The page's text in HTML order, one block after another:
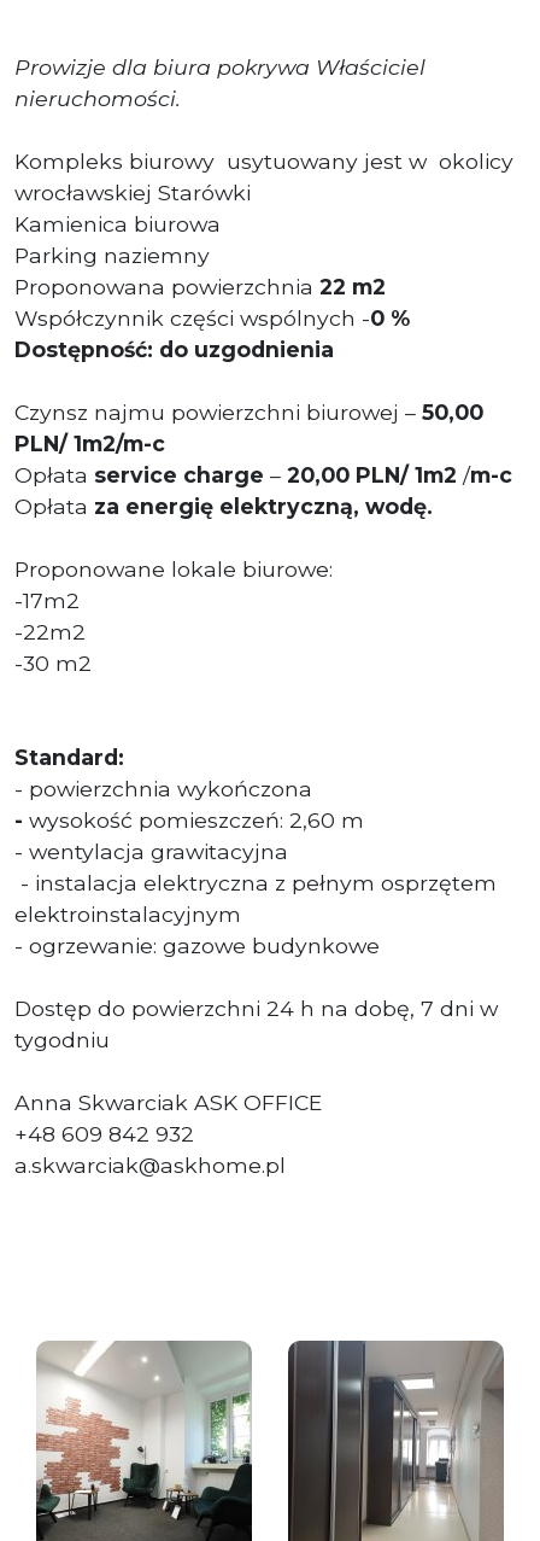
Prowizje dla biura pokrywa Właściciel
nieruchomości.
Kompleks biurowy usytuowany jest w okolicy
wrocławskiej Starówki
Kamienica biurowa
Parking naziemny
Proponowana powierzchnia 22 m2
Współczynnik części wspólnych -0 %
Dostępność: do uzgodnienia
Czynsz najmu powierzchni biurowej – 50,00
PLN/ 1m2/m-c
Opłata service charge – 20,00 PLN/ 1m2 /m-c
Opłata za energię elektryczną, wodę.
Proponowane lokale biurowe:
-17m2
-22m2
-30 m2
Standard:
- powierzchnia wykończona
- wysokość pomieszczeń: 2,60 m
- wentylacja grawitacyjna
- instalacja elektryczna z pełnym osprzętem
elektroinstalacyjnym
- ogrzewanie: gazowe budynkowe
Dostęp do powierzchni 24 h na dobę, 7 dni w
tygodniu
Anna Skwarciak ASK OFFICE
+48 609 842 932
a.skwarciak@askhome.pl